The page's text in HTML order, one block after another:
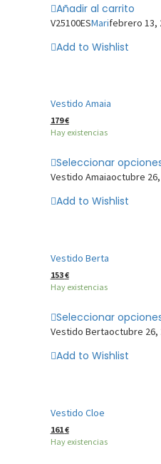
Añadir al carrito
V25100ESMarifebrero 13,
Add to Wishlist
Vestido Amaia
179€
Hay existencias
Seleccionar
Vestido Amaiaoctubre 26,
Add to Wishlist
Vestido Berta
153€
Hay existencias
Seleccionar
Vestido Bertaoctubre 26,
Add to Wishlist
Vestido Cloe
161€
Hay existencias